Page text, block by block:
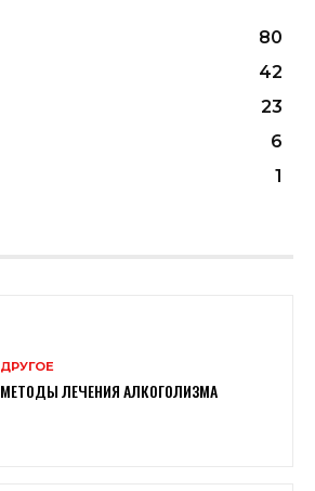
80
42
23
6
1
ДРУГОЕ
МЕТОДЫ ЛЕЧЕНИЯ АЛКОГОЛИЗМА